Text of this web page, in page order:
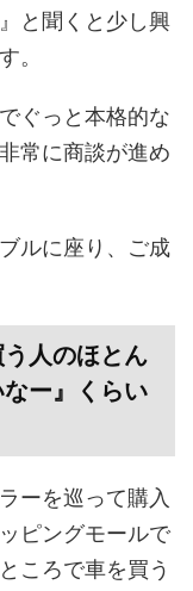
と聞くと少し興
。
ぐっと本格的な
常に商談が進め
ルに座り、ご成
人のほとん
ー』くらい
ーを巡って購入
ピングモールで
ころで車を買う